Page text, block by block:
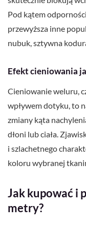
Pod kątem
przewyższa inne
nubuk, sztywna
Efekt cieniowania
Cieniowanie weluru,
wpływem dotyku, to
zmiany kąta
dłoni lub ciała.
i szlachetnego
koloru wybranej
Jak kupować i
metry?